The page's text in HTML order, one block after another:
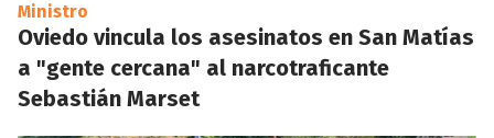
Ministro
Oviedo vincula los asesinatos en San Matías
a "gente cercana" al narcotraficante
Sebastián Marset